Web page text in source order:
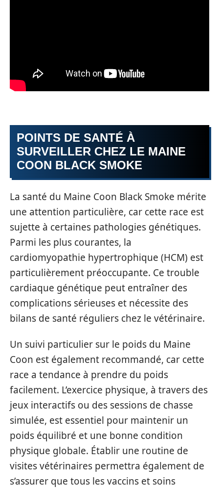
POINTS DE SANTÉ À
SURVEILLER CHEZ LE MAINE
COON BLACK SMOKE
La santé du Maine Coon Black Smoke mérite
une attention particulière, car cette race est
sujette à certaines pathologies génétiques.
Parmi les plus courantes, la
cardiomyopathie hypertrophique (HCM) est
particulièrement préoccupante. Ce trouble
cardiaque génétique peut entraîner des
complications sérieuses et nécessite des
bilans de santé réguliers chez le vétérinaire.
Un suivi particulier sur le poids du Maine
Coon est également recommandé, car cette
race a tendance à prendre du poids
facilement. L’exercice physique, à travers des
jeux interactifs ou des sessions de chasse
simulée, est essentiel pour maintenir un
poids équilibré et une bonne condition
physique globale. Établir une routine de
visites vétérinaires permettra également de
s’assurer que tous les vaccins et soins